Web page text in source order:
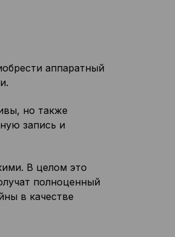
аппаратный
но также
запись и
В целом это
полноценный
в качестве